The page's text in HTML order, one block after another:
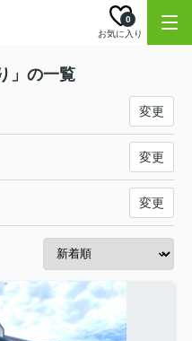
お気に入り
0
」の一覧
変更
変更
変更